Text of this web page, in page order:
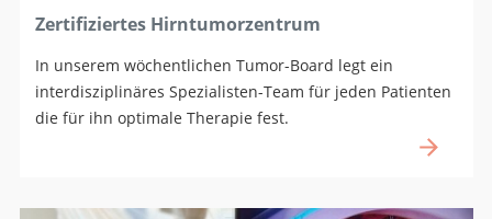
Zertifiziertes Hirntumorzentrum
In unserem wöchentlichen Tumor-Board legt ein
interdisziplinäres Spezialisten-Team für jeden Patienten
die für ihn optimale Therapie fest.